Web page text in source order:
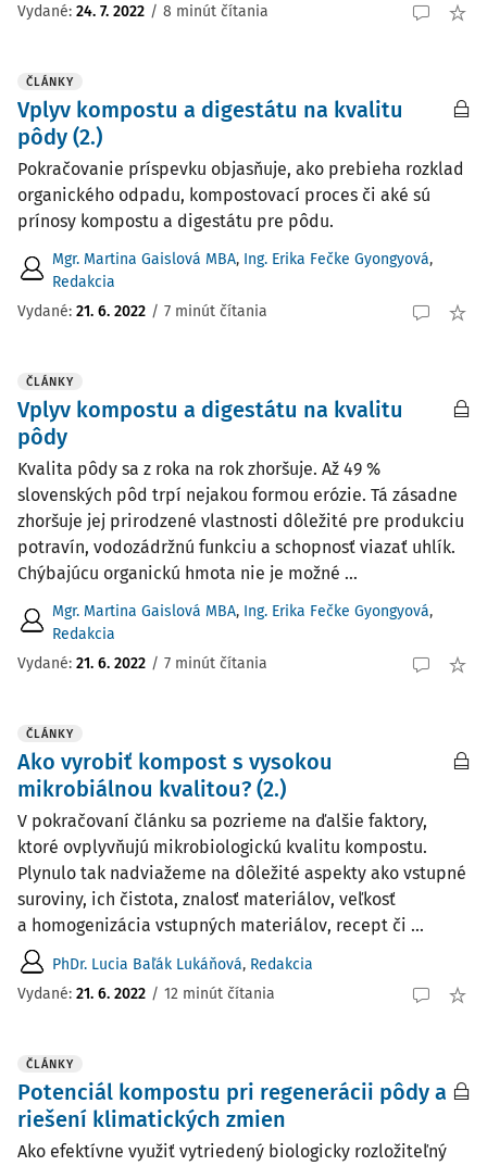
Vydané: 24. 7. 2022 / 8 minút čítania
ČLÁNKY
Vplyv kompostu a digestátu na kvalitu
pôdy (2.)
Pokračovanie príspevku objasňuje, ako prebieha rozklad
organického odpadu, kompostovací proces či aké sú
prínosy kompostu a digestátu pre pôdu.
Mgr. Martina Gaislová MBA, Ing. Erika Fečke Gyongyová,
Redakcia
Vydané: 21. 6. 2022 / 7 minút čítania
ČLÁNKY
Vplyv kompostu a digestátu na kvalitu
pôdy
Kvalita pôdy sa z roka na rok zhoršuje. Až 49 %
slovenských pôd trpí nejakou formou erózie. Tá zásadne
zhoršuje jej prirodzené vlastnosti dôležité pre produkciu
potravín, vodozádržnú funkciu a schopnosť viazať uhlík.
Chýbajúcu organickú hmota nie je možné ...
Mgr. Martina Gaislová MBA, Ing. Erika Fečke Gyongyová,
Redakcia
Vydané: 21. 6. 2022 / 7 minút čítania
ČLÁNKY
Ako vyrobiť kompost s vysokou
mikrobiálnou kvalitou? (2.)
V pokračovaní článku sa pozrieme na ďalšie faktory,
ktoré ovplyvňujú mikrobiologickú kvalitu kompostu.
Plynulo tak nadviažeme na dôležité aspekty ako vstupné
suroviny, ich čistota, znalosť materiálov, veľkosť
a homogenizácia vstupných materiálov, recept či ...
PhDr. Lucia Baľák Lukáňová, Redakcia
Vydané: 21. 6. 2022 / 12 minút čítania
ČLÁNKY
Potenciál kompostu pri regenerácii pôdy a
riešení klimatických zmien
Ako efektívne využiť vytriedený biologicky rozložiteľný